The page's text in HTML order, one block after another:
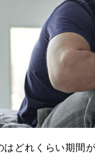
どれくらい期間